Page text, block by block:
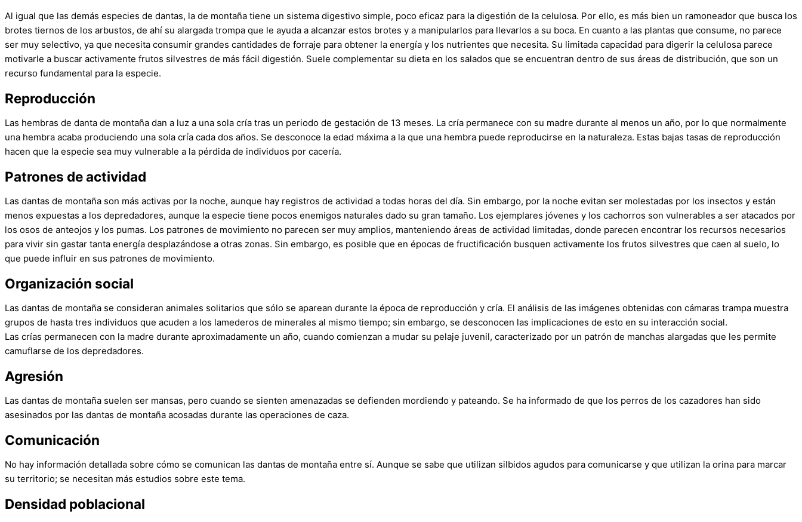
Al igual que las demás especies de dantas, la de montaña tiene un sistema digestivo simple, poco eficaz para la digestión de la celulosa. Por ello, es más bien un ramoneador que busca los
brotes tiernos de los arbustos, de ahí su alargada trompa que le ayuda a alcanzar estos brotes y a manipularlos para llevarlos a su boca. En cuanto a las plantas que consume, no parece
ser muy selectivo, ya que necesita consumir grandes cantidades de forraje para obtener la energía y los nutrientes que necesita. Su limitada capacidad para digerir la celulosa parece
motivarle a buscar activamente frutos silvestres de más fácil digestión. Suele complementar su dieta en los salados que se encuentran dentro de sus áreas de distribución, que son un
recurso fundamental para la especie.
Reproducción
Las hembras de danta de montaña dan a luz a una sola cría tras un periodo de gestación de 13 meses. La cría permanece con su madre durante al menos un año, por lo que normalmente
una hembra acaba produciendo una sola cría cada dos años. Se desconoce la edad máxima a la que una hembra puede reproducirse en la naturaleza. Estas bajas tasas de reproducción
hacen que la especie sea muy vulnerable a la pérdida de individuos por cacería.
Patrones de actividad
Las dantas de montaña son más activas por la noche, aunque hay registros de actividad a todas horas del día. Sin embargo, por la noche evitan ser molestadas por los insectos y están
menos expuestas a los depredadores, aunque la especie tiene pocos enemigos naturales dado su gran tamaño. Los ejemplares jóvenes y los cachorros son vulnerables a ser atacados por
los osos de anteojos y los pumas. Los patrones de movimiento no parecen ser muy amplios, manteniendo áreas de actividad limitadas, donde parecen encontrar los recursos necesarios
para vivir sin gastar tanta energía desplazándose a otras zonas. Sin embargo, es posible que en épocas de fructificación busquen activamente los frutos silvestres que caen al suelo, lo
que puede influir en sus patrones de movimiento.
Organización social
Las dantas de montaña se consideran animales solitarios que sólo se aparean durante la época de reproducción y cría. El análisis de las imágenes obtenidas con cámaras trampa muestra
grupos de hasta tres individuos que acuden a los lamederos de minerales al mismo tiempo; sin embargo, se desconocen las implicaciones de esto en su interacción social.
Las crías permanecen con la madre durante aproximadamente un año, cuando comienzan a mudar su pelaje juvenil, caracterizado por un patrón de manchas alargadas que les permite
camuflarse de los depredadores.
Agresión
Las dantas de montaña suelen ser mansas, pero cuando se sienten amenazadas se defienden mordiendo y pateando. Se ha informado de que los perros de los cazadores han sido
asesinados por las dantas de montaña acosadas durante las operaciones de caza.
Comunicación
No hay información detallada sobre cómo se comunican las dantas de montaña entre sí. Aunque se sabe que utilizan silbidos agudos para comunicarse y que utilizan la orina para marcar
su territorio; se necesitan más estudios sobre este tema.
Densidad poblacional